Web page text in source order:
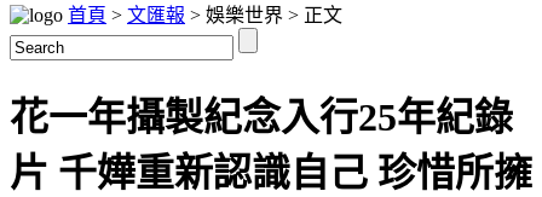
首頁 > 文匯報 > 娛樂世界 > 正文
花一年攝製紀念入行25年紀錄
片 千嬅重新認識自己 珍惜所擁